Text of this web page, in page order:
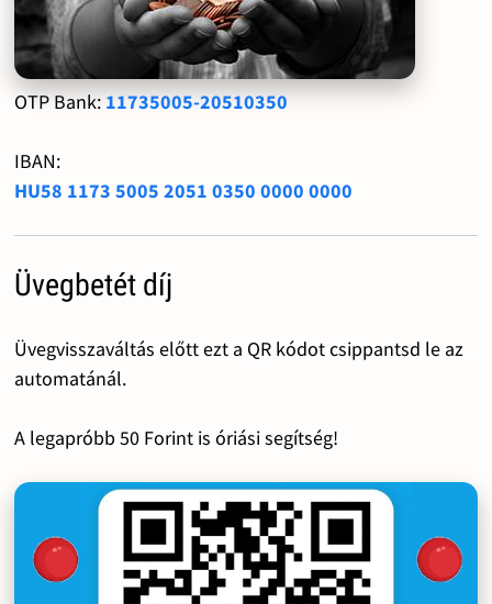
OTP Bank: 11735005-20510350
IBAN:
HU58 1173 5005 2051 0350 0000 0000
Üvegbetét díj
Üvegvisszaváltás előtt ezt a QR kódot csippantsd le az
automatánál.
A legapróbb 50 Forint is óriási segítség!